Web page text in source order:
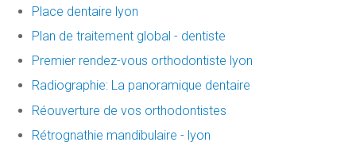
Place dentaire lyon
Plan de traitement global - dentiste
Premier rendez-vous orthodontiste lyon
Radiographie: La panoramique dentaire
Réouverture de vos orthodontistes
Rétrognathie mandibulaire - lyon